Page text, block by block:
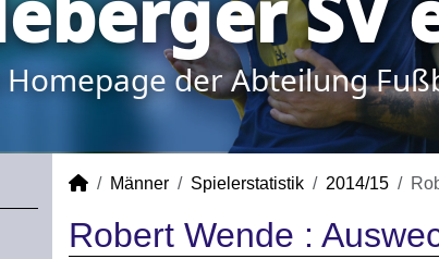
der Abteilung
Männer Spielerstatistik 2014/15
Robert Wende :